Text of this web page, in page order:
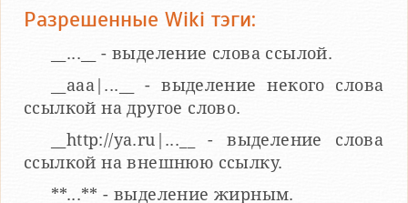
Разрешенные Wiki тэги:
__...__ - выделение слова ссылой.
__aaa|...__ - выделение некого слова
ссылкой на другое слово.
__http://ya.ru|...__ - выделение слова
ссылкой на внешнюю ссылку.
**...** - выделение жирным.